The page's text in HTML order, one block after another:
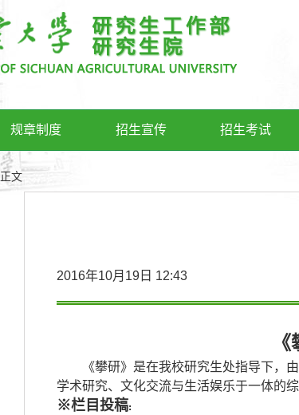
规章制度 招生宣传 招生考试
正文
2016年10月19日 12:43
《攀研》是在我校研究生处指导下，
学术研究、文化交流与生活娱乐于一体的
※栏目投稿: